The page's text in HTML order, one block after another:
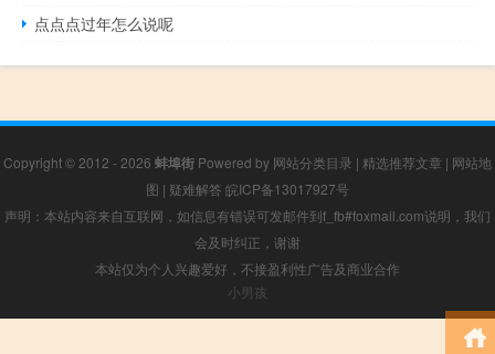
点点点过年怎么说呢
Copyright © 2012 - 2026 蚌埠街 Powered by 网站分类目录 | 精选推荐文章 | 网站地
图 | 疑难解答 皖ICP备13017927号
声明：本站内容来自互联网，如信息有错误可发邮件到f_fb#foxmail.com说明，我们
会及时纠正，谢谢
本站仅为个人兴趣爱好，不接盈利性广告及商业合作
小男孩